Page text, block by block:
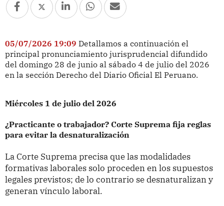
05/07/2026 19:09 Detallamos a continuación el
principal pronunciamiento jurisprudencial difundido
del domingo 28 de junio al sábado 4 de julio del 2026
en la sección Derecho del Diario Oficial El Peruano.
Miércoles 1 de julio del 2026
¿Practicante o trabajador? Corte Suprema fija reglas
para evitar la desnaturalización
La Corte Suprema precisa que las modalidades
formativas laborales solo proceden en los supuestos
legales previstos; de lo contrario se desnaturalizan y
generan vínculo laboral.